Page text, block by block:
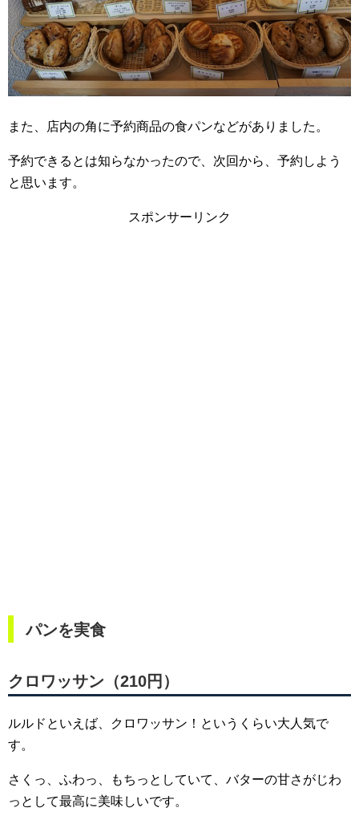
また、店内の角に予約商品の食パンなどがありました。
予約できるとは知らなかったので、次回から、予約しよう
と思います。
スポンサーリンク
パンを実食
クロワッサン（210円）
ルルドといえば、クロワッサン！というくらい大人気で
す。
さくっ、ふわっ、もちっとしていて、バターの甘さがじわ
っとして最高に美味しいです。